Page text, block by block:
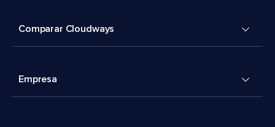
Comparar Cloudways
Empresa